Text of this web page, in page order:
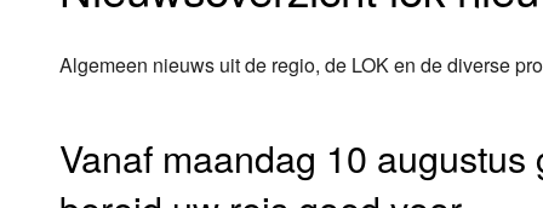
Per dag
Maandag
Dinsdag
Donderdag
Alle programma's
Luister LOK Live
Kabelkrant
Columns
Algemeen nieuws uit de regio, de LOK en de diverse
Vanaf maandag 10